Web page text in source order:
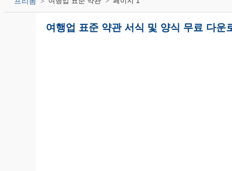
여행업 표준 약관 서식 및 양식 무료 다운